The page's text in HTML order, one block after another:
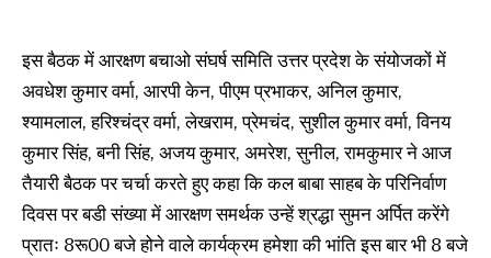
इस बैठक में आरक्षण बचाओ संघर्ष समिति उत्तर प्रदेश के संयोजकों में
अवधेश कुमार वर्मा, आरपी केन, पीएम प्रभाकर, अनिल कुमार,
श्यामलाल, हरिश्चंद्र वर्मा, लेखराम, प्रेमचंद, सुशील कुमार वर्मा, विनय
कुमार सिंह, बनी सिंह, अजय कुमार, अमरेश, सुनील, रामकुमार ने आज
तैयारी बैठक पर चर्चा करते हुए कहा कि कल बाबा साहब के परिनिर्वाण
दिवस पर बडी संख्या में आरक्षण समर्थक उन्हें श्रद्धा सुमन अर्पित करेंगे
प्रातः 8रू00 बजे होने वाले कार्यक्रम हमेशा की भांति इस बार भी 8 बजे